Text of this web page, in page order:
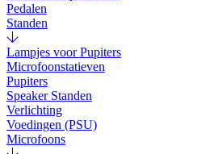
Pedalen
Standen
Lampjes voor Pupiters
Microfoonstatieven
Pupiters
Speaker Standen
Verlichting
Voedingen (PSU)
Microfoons